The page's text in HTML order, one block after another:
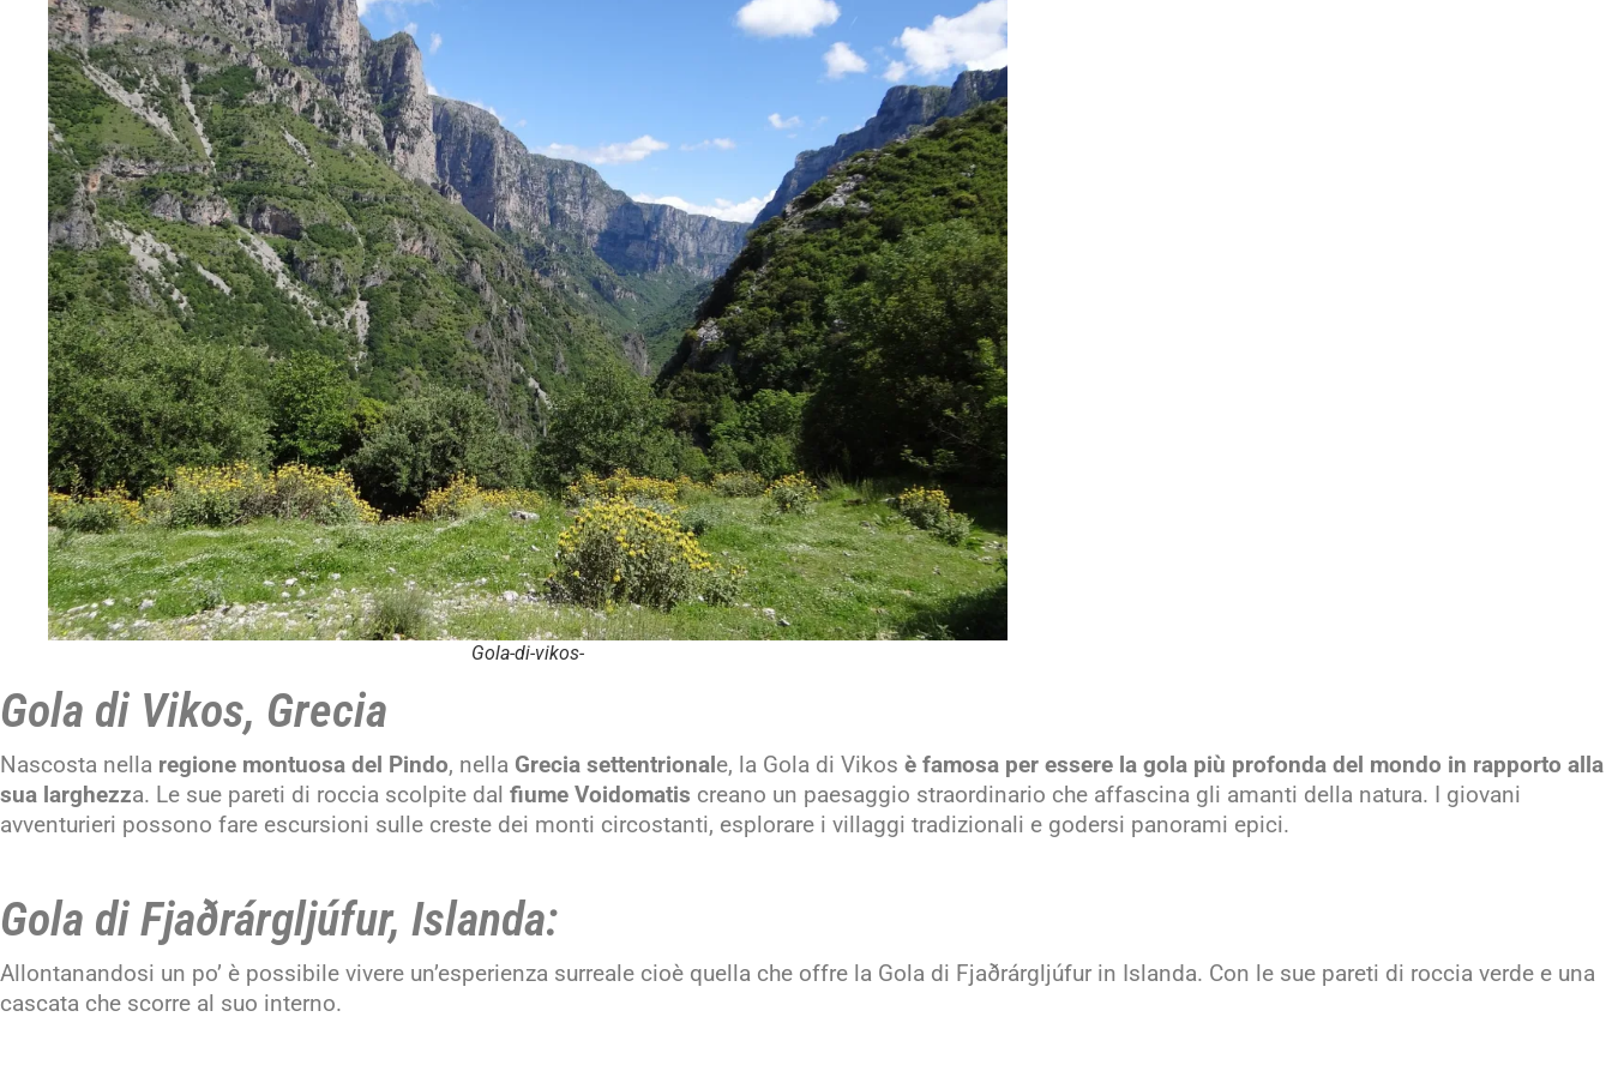
Gola-di-vikos-
Gola di Vikos, Grecia
Nascosta nella regione montuosa del Pindo, nella Grecia settentrionale, la Gola di Vikos è famosa per essere la gola più profonda del mondo in rapporto alla
sua larghezza. Le sue pareti di roccia scolpite dal fiume Voidomatis creano un paesaggio straordinario che affascina gli amanti della natura. I giovani
avventurieri possono fare escursioni sulle creste dei monti circostanti, esplorare i villaggi tradizionali e godersi panorami epici.
Gola di Fjaðrárgljúfur, Islanda:
Allontanandosi un po’ è possibile vivere un’esperienza surreale cioè quella che offre la Gola di Fjaðrárgljúfur in Islanda. Con le sue pareti di roccia verde e una
cascata che scorre al suo interno.